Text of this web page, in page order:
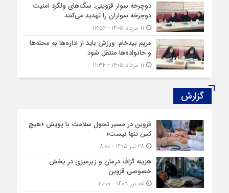
دوچرخه‌ سوار قزوینی: سگ‌های ولگرد امنیت
دوچرخه‌ سواران را تهدید می‌کنند
مریم بیدخام: ورزش باید از اداره‌ها به محله‌ها
و خانواده‌ها منتقل شود
گزارش‌
قزوین در مسیر تحول سلامت با پویش «هیچ‌
کس تنها نیست»
هزینه‌ گزاف درمان و زیرمیزی در بخش
خصوصی قزوین
۰۵ تیر ۱۴۰۵ - ۲۰:۰۰